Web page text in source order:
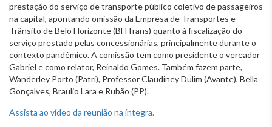
prestação do serviço de transporte público coletivo de passageiros
na capital, apontando omissão da Empresa de Transportes e
Trânsito de Belo Horizonte (BHTrans) quanto à fiscalização do
serviço prestado pelas concessionárias, principalmente durante o
contexto pandêmico. A comissão tem como presidente o vereador
Gabriel e como relator, Reinaldo Gomes. Também fazem parte,
Wanderley Porto (Patri), Professor Claudiney Dulim (Avante), Bella
Gonçalves, Braulio Lara e Rubão (PP).
Assista ao vídeo da reunião na íntegra.